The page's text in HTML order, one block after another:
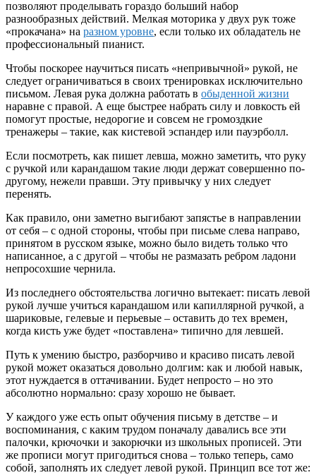
позволяют проделывать гораздо больший набор
разнообразных действий. Мелкая моторика у двух рук тоже
«прокачана» на разном уровне, если только их обладатель не
профессиональный пианист.
Чтобы поскорее научиться писать «непривычной» рукой, не
следует ограничиваться в своих тренировках исключительно
письмом. Левая рука должна работать в обыденной жизни
наравне с правой. А еще быстрее набрать силу и ловкость ей
помогут простые, недорогие и совсем не громоздкие
тренажеры – такие, как кистевой эспандер или пауэрболл.
Если посмотреть, как пишет левша, можно заметить, что руку
с ручкой или карандашом такие люди держат совершенно по-
другому, нежели правши. Эту привычку у них следует
перенять.
Как правило, они заметно выгибают запястье в направлении
от себя – с одной стороны, чтобы при письме слева направо,
принятом в русском языке, можно было видеть только что
написанное, а с другой – чтобы не размазать ребром ладони
непросохшие чернила.
Из последнего обстоятельства логично вытекает: писать левой
рукой лучше учиться карандашом или капиллярной ручкой, а
шариковые, гелевые и перьевые – оставить до тех времен,
когда кисть уже будет «поставлена» типично для левшей.
Путь к умению быстро, разборчиво и красиво писать левой
рукой может оказаться довольно долгим: как и любой навык,
этот нуждается в оттачивании. Будет непросто – но это
абсолютно нормально: сразу хорошо не бывает.
У каждого уже есть опыт обучения письму в детстве – и
воспоминания, с каким трудом поначалу давались все эти
палочки, крючочки и закорючки из школьных прописей. Эти
же прописи могут пригодиться снова – только теперь, само
собой, заполнять их следует левой рукой. Принцип все тот же: